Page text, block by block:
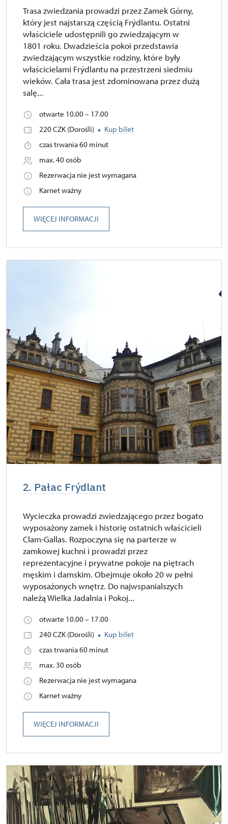
Trasa zwiedzania prowadzi przez Zamek Górny,
który jest najstarszą częścią Frýdlantu. Ostatni
właściciele udostępnili go zwiedzającym w
1801 roku. Dwadzieścia pokoi przedstawia
zwiedzającym wszystkie rodziny, które były
właścicielami Frýdlantu na przestrzeni siedmiu
wieków. Cała trasa jest zdominowana przez dużą
salę...
otwarte 10.00 – 17.00
220 CZK (Dorośli)
Kup bilet
czas trwania 60 minut
max. 40 osób
Rezerwacja nie jest wymagana
Karnet ważny
WIĘCEJ INFORMACJI
2. Pałac Frýdlant
Wycieczka prowadzi zwiedzającego przez bogato
wyposażony zamek i historię ostatnich właścicieli
Clam-Gallas. Rozpoczyna się na parterze w
zamkowej kuchni i prowadzi przez
reprezentacyjne i prywatne pokoje na piętrach
męskim i damskim. Obejmuje około 20 w pełni
wyposażonych wnętrz. Do najwspanialszych
należą Wielka Jadalnia i Pokoj...
otwarte 10.00 – 17.00
240 CZK (Dorośli)
Kup bilet
czas trwania 60 minut
max. 30 osób
Rezerwacja nie jest wymagana
Karnet ważny
WIĘCEJ INFORMACJI